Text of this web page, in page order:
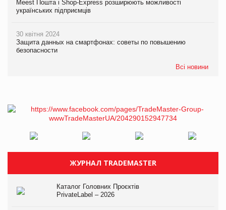
Meest Пошта і Shop-Express розширюють можливості
українських підприємців
30 квітня 2024
Защита данных на смартфонах: советы по повышению
безопасности
Всі новини
ЖУРНАЛ TRADEMASTER
Каталог Головних Проєктів
PrivateLabel – 2026